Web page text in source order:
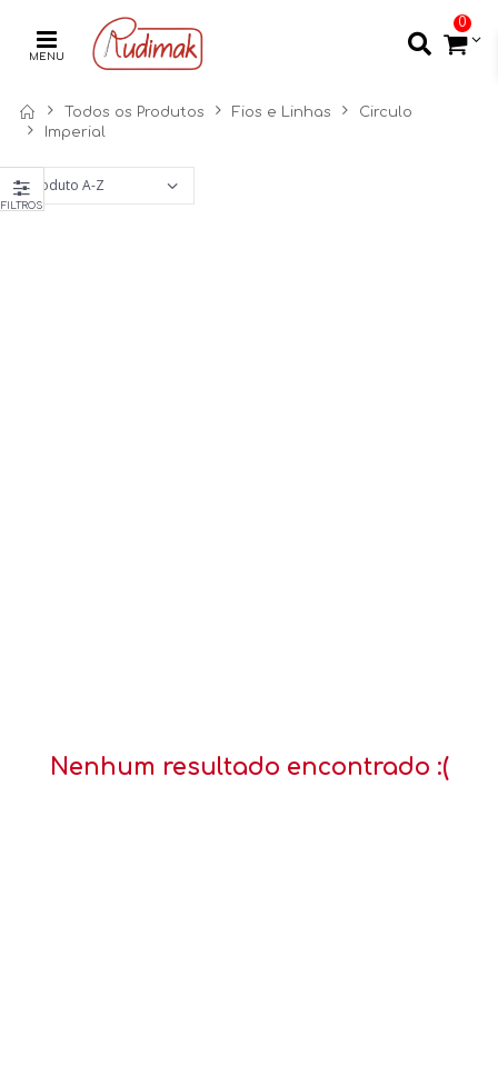
MENU
0
Todos os Produtos Fios e Linhas
Circulo
Imperial
Nenhum resultado encontrado :(
FILTROS